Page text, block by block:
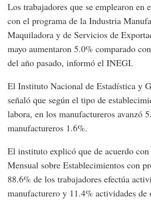
Los trabajadores que se emplearon en
con el programa de la Industria
Maquiladora y de Servicios de
mayo aumentaron 5.0% comparado
del año pasado, informó el INEGI.
El Instituto Nacional de Estadística y
señaló que según el tipo de
labora, en los manufactureros avanzó
manufactureros 1.6%.
El instituto explicó que de acuerdo
Mensual sobre Establecimientos con
88.6% de los trabajadores efectúa
manufacturero y 11.4% actividades de